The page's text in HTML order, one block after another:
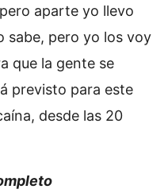
aparte yo llevo
sabe, pero yo los voy
que la gente se
previsto para este
desde las 20